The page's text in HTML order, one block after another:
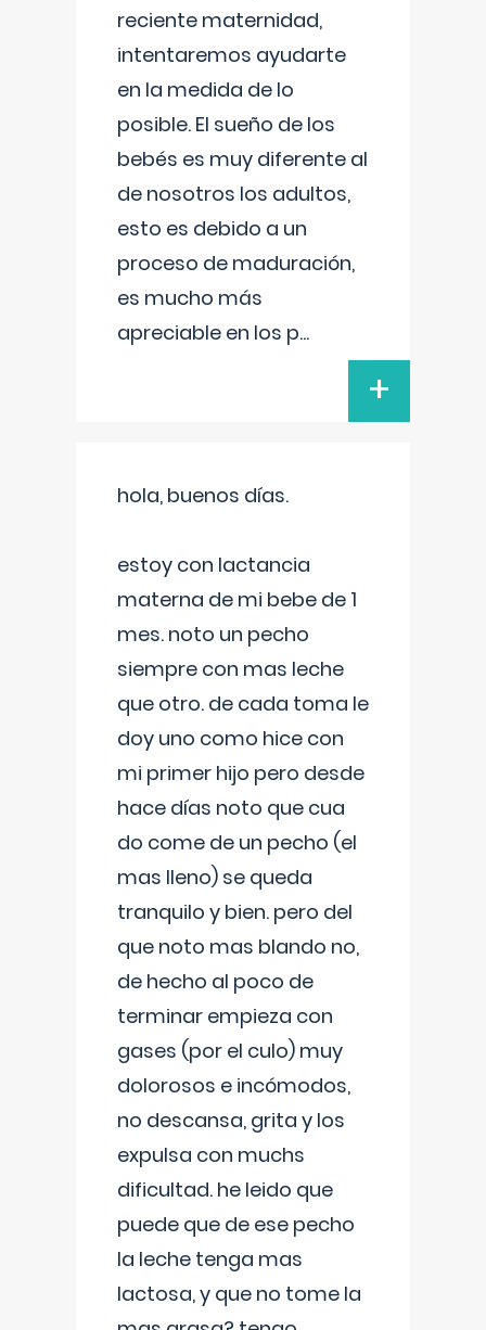
reciente maternidad,
intentaremos ayudarte
en la medida de lo
posible. El sueño de los
bebés es muy diferente al
de nosotros los adultos,
esto es debido a un
proceso de maduración,
es mucho más
apreciable en los p...
+
hola, buenos días.
estoy con lactancia
materna de mi bebe de 1
mes. noto un pecho
siempre con mas leche
que otro. de cada toma le
doy uno como hice con
mi primer hijo pero desde
hace días noto que cua
do come de un pecho (el
mas lleno) se queda
tranquilo y bien. pero del
que noto mas blando no,
de hecho al poco de
terminar empieza con
gases (por el culo) muy
dolorosos e incómodos,
no descansa, grita y los
expulsa con muchs
dificultad. he leido que
puede que de ese pecho
la leche tenga mas
lactosa, y que no tome la